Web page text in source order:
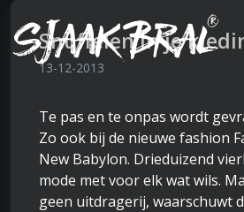
Snuffelen in je
13-12-2013
Te pas en te onpas wordt
Zo ook bij de nieuwe fashion
New Babylon. Drieduizend
mode met voor elk wat wils.
geen uitdragerij, waarschuwt